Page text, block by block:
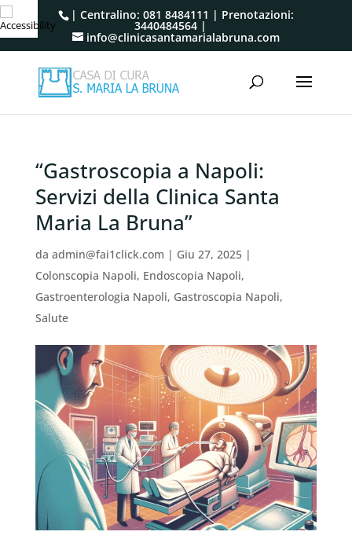
| Centralino: 081 8484111 | Prenotazioni:
3440484564 |
info@clinicasantamarialabruna.com
“Gastroscopia a Napoli:
Servizi della Clinica Santa
Maria La Bruna”
da admin@fai1click.com | Giu 27, 2025|
Colonscopia Napoli, Endoscopia Napoli,
Gastroenterologia Napoli, Gastroscopia Napoli,
Salute